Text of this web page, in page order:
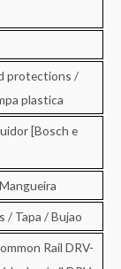
protections /
plastica
[Bosch e
/ Tapa / Bujao
Rail DRV-